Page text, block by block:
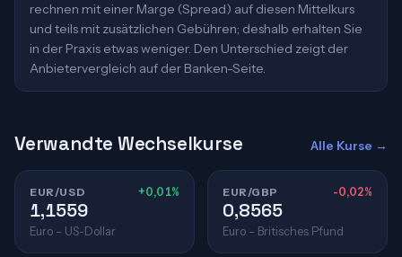
rechnen mit einer Marge (Spread) auf diesen Mittelkurs
und teils mit zusätzlichen Gebühren; deshalb erhalten Sie
in der Praxis etwas weniger. Den Unterschied zeigt der
Anbietervergleich auf der Banken-Seite.
Verwandte Wechselkurse Alle Kurse →
EUR/USD +0,01%
1,1559
Euro – US-Dollar
EUR/GBP -0,02%
0,8565
Euro – Britisches Pfund